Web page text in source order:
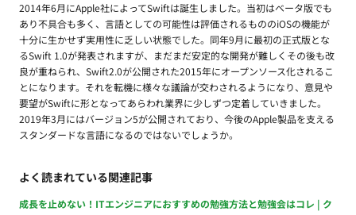
2014年6月にApple社によってSwiftは誕生しました。当初はベータ版でも
あり不具合も多く、言語としての可能性は評価されるもののiOSの機能が
十分に生かせず実用性に乏しい状態でした。同年9月に最初の正式版とな
るSwift 1.0が発表されますが、まだまだ安定的な開発が難しくその後も改
良が重ねられ、Swift2.0が公開された2015年にオープンソース化されるこ
とになります。それを転機に様々な議論が交わされるようになり、意見や
要望がSwiftに形となってあらわれ業界に少しずつ定着していきました。
2019年3月にはバージョン5が公開されており、今後のApple製品を支える
スタンダードな言語になるのではないでしょうか。
よく読まれている関連記事
成長を止めない！ITエンジニアにおすすめの勉強方法と勉強会はコレ | ク